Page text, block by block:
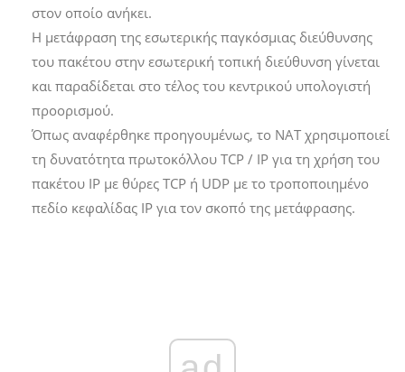
στον οποίο ανήκει.
Η μετάφραση της εσωτερικής παγκόσμιας διεύθυνσης
του πακέτου στην εσωτερική τοπική διεύθυνση γίνεται
και παραδίδεται στο τέλος του κεντρικού υπολογιστή
προορισμού.
Όπως αναφέρθηκε προηγουμένως, το NAT χρησιμοποιεί
τη δυνατότητα πρωτοκόλλου TCP / IP για τη χρήση του
πακέτου IP με θύρες TCP ή UDP με το τροποποιημένο
πεδίο κεφαλίδας IP για τον σκοπό της μετάφρασης.